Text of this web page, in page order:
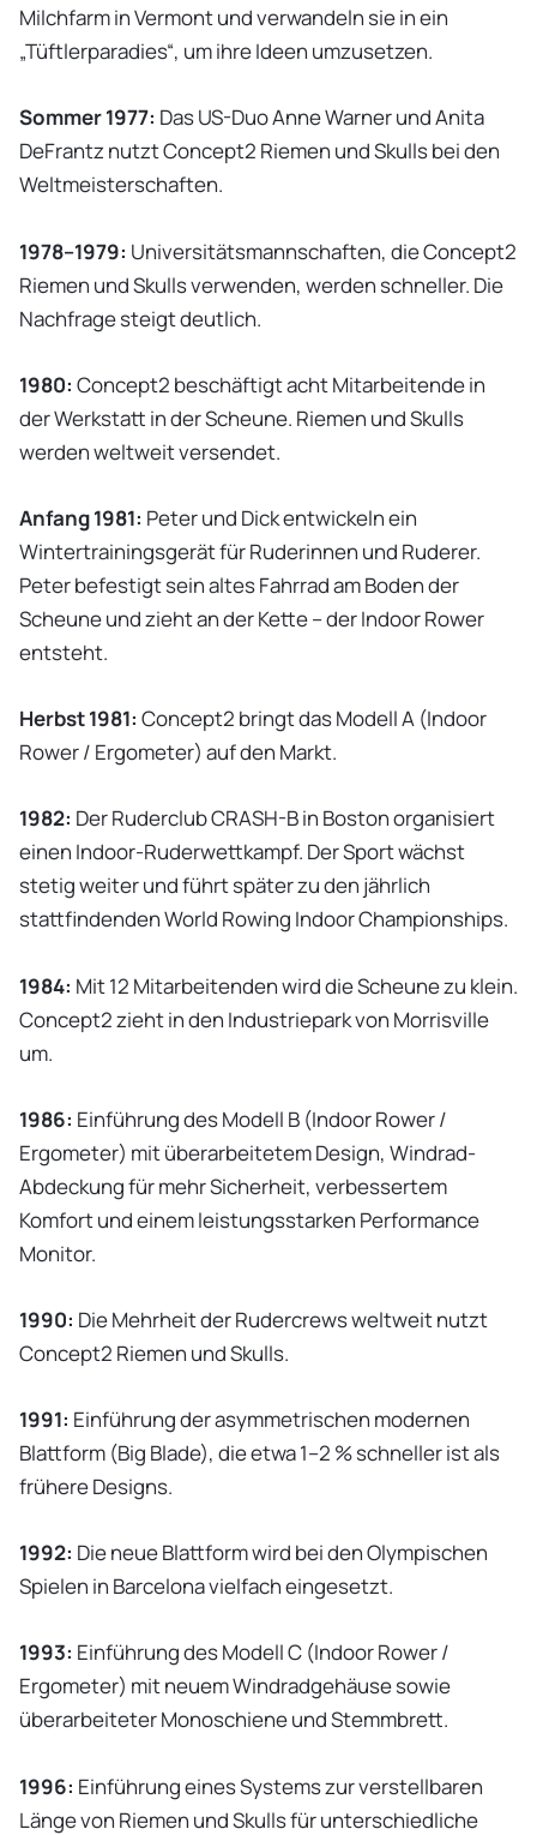
Milchfarm in Vermont und verwandeln sie in ein
„Tüftlerparadies“, um ihre Ideen umzusetzen.
Sommer 1977: Das US-Duo Anne Warner und Anita
DeFrantz nutzt Concept2 Riemen und Skulls bei den
Weltmeisterschaften.
1978–1979: Universitätsmannschaften, die Concept2
Riemen und Skulls verwenden, werden schneller. Die
Nachfrage steigt deutlich.
1980: Concept2 beschäftigt acht Mitarbeitende in
der Werkstatt in der Scheune. Riemen und Skulls
werden weltweit versendet.
Anfang 1981: Peter und Dick entwickeln ein
Wintertrainingsgerät für Ruderinnen und Ruderer.
Peter befestigt sein altes Fahrrad am Boden der
Scheune und zieht an der Kette – der Indoor Rower
entsteht.
Herbst 1981: Concept2 bringt das Modell A (Indoor
Rower / Ergometer) auf den Markt.
1982: Der Ruderclub CRASH-B in Boston organisiert
einen Indoor-Ruderwettkampf. Der Sport wächst
stetig weiter und führt später zu den jährlich
stattfindenden World Rowing Indoor Championships.
1984: Mit 12 Mitarbeitenden wird die Scheune zu klein.
Concept2 zieht in den Industriepark von Morrisville
um.
1986: Einführung des Modell B (Indoor Rower /
Ergometer) mit überarbeitetem Design, Windrad-
Abdeckung für mehr Sicherheit, verbessertem
Komfort und einem leistungsstarken Performance
Monitor.
1990: Die Mehrheit der Rudercrews weltweit nutzt
Concept2 Riemen und Skulls.
1991: Einführung der asymmetrischen modernen
Blattform (Big Blade), die etwa 1–2 % schneller ist als
frühere Designs.
1992: Die neue Blattform wird bei den Olympischen
Spielen in Barcelona vielfach eingesetzt.
1993: Einführung des Modell C (Indoor Rower /
Ergometer) mit neuem Windradgehäuse sowie
überarbeiteter Monoschiene und Stemmbrett.
1996: Einführung eines Systems zur verstellbaren
Länge von Riemen und Skulls für unterschiedliche